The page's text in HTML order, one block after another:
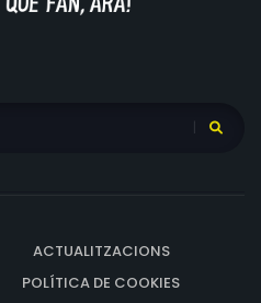
ACTUALITZACIONS
POLÍTICA DE COOKIES